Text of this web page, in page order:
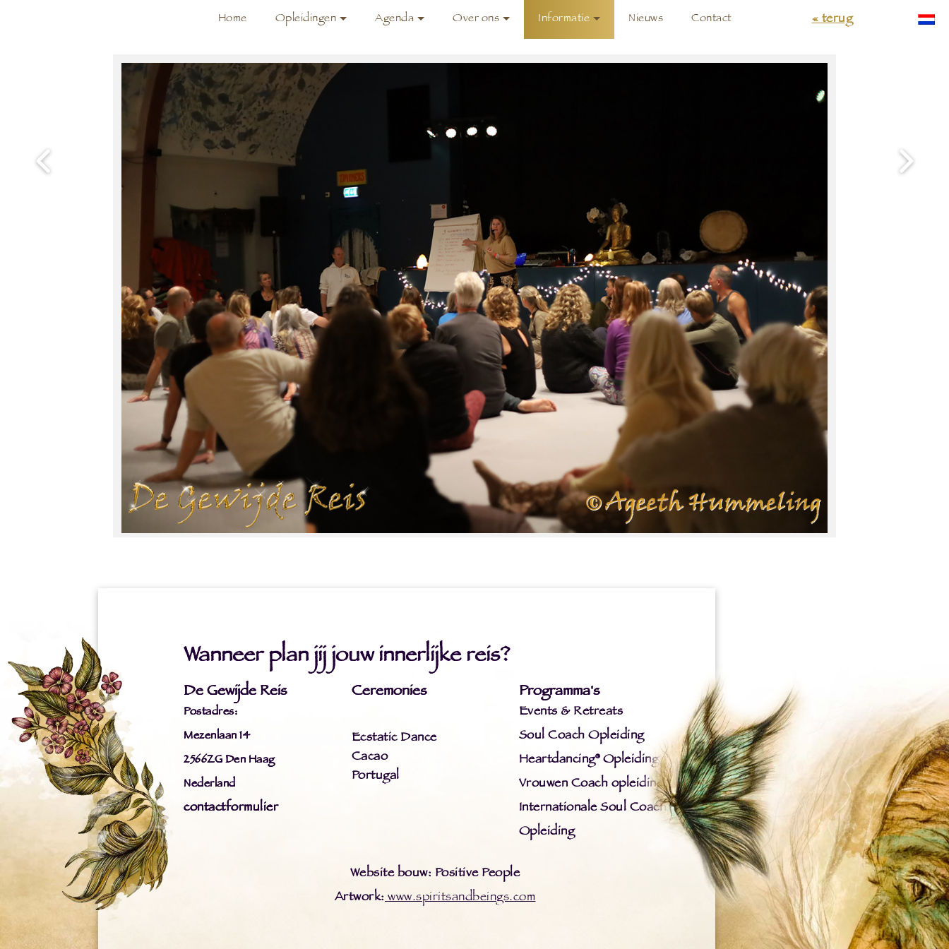
Home Opleidingen Agenda Over ons Informatie Nieuws Contact « terug
Wanneer plan jij jouw innerlijke reis?
De Gewijde Reis
Postadres:
Mezenlaan 14
2566ZG Den Haag
Nederland
contactformulier
Ceremonies
Ecstatic Dance
Cacao
Portugal
Programma's
Events & Retreats
Soul Coach Opleiding
Heartdancing® Opleiding
Vrouwen Coach opleiding
Internationale Soul Coach
Opleiding
Website bouw: Positive People
Artwork: www.spiritsandbeings.com